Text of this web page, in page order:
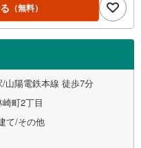
（無料）
山陽電鉄本線 徒歩7分
町2丁目
て/その他